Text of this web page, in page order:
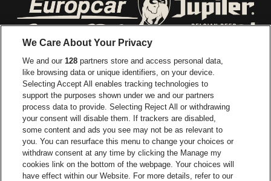
Ga naar de website van Europcar
Ga naar de website van Coca-Cola
Ga naar de website van
Ga naar de
Ga naar de website van Champagne
Ga naar de website
Ga naar de website van Het
Ga naar de
Ga naar de website van Gazet
Ga naar de
Stadsschouwburg Antwerpen is een deel van be•at
We Care About Your Privacy
We and our128 partners store and access personal data,
like browsing data or unique identifiers, on your device.
Selecting Accept All enables tracking technologies to
support the purposes shown under we and our partners
process data to provide. Selecting Reject All or withdrawing
your consent will disable them. If trackers are disabled,
some content and ads you see may not be as relevant to
you. You can resurface this menu to change your choices or
withdraw consent at any time by clicking the Manage my
cookies link on the bottom of the webpage. Your choices will
have effect within our Website. For more details, refer to our